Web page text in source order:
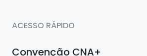
ACESSO RÁPIDO
Convenção CNA+